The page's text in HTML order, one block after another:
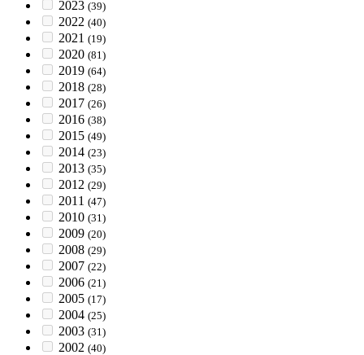
2023 (39)
2022 (40)
2021 (19)
2020 (81)
2019 (64)
2018 (28)
2017 (26)
2016 (38)
2015 (49)
2014 (23)
2013 (35)
2012 (29)
2011 (47)
2010 (31)
2009 (20)
2008 (29)
2007 (22)
2006 (21)
2005 (17)
2004 (25)
2003 (31)
2002 (40)